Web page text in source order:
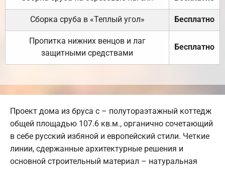
Сборка сруба в «Теплый угол» Бесплатно
Пропитка нижних венцов и лаг
защитными средствами
Бесплатно
Проект дома из бруса с – полутораэтажный коттедж
общей площадью 107.6 кв.м., органично сочетающий
в себе русский избяной и европейский стили. Четкие
линии, сдержанные архитектурные решения и
основной строительный материал – натуральная